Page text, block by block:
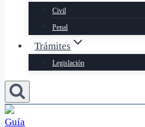
Civil
Penal
Trámites
Legislación